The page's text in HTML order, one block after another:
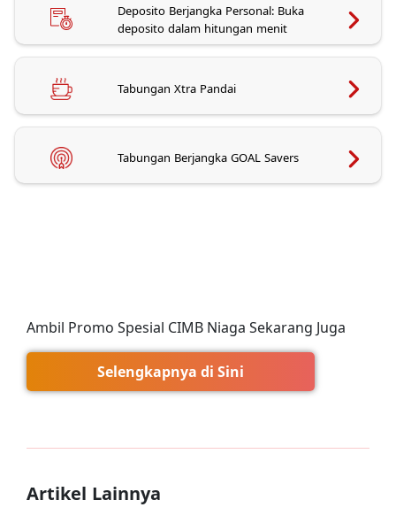
Deposito Berjangka Personal: Buka
deposito dalam hitungan menit
Tabungan Xtra Pandai
Tabungan Berjangka GOAL Savers
Ambil Promo Spesial CIMB Niaga Sekarang Juga
Selengkapnya di Sini
Artikel Lainnya